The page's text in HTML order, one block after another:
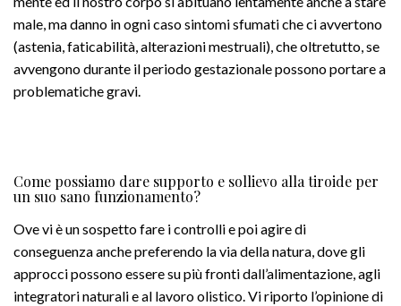
male, ma danno in ogni caso sintomi sfumati che ci avvertono
(astenia, faticabilità, alterazioni mestruali), che oltretutto, se
avvengono durante il periodo gestazionale possono portare a
problematiche gravi.
Come possiamo dare supporto e sollievo alla tiroide per
un suo sano funzionamento?
Ove vi è un sospetto fare i controlli e poi agire di
conseguenza anche preferendo la via della natura, dove gli
approcci possono essere su più fronti dall’alimentazione, agli
integratori naturali e al lavoro olistico. Vi riporto l’opinione di